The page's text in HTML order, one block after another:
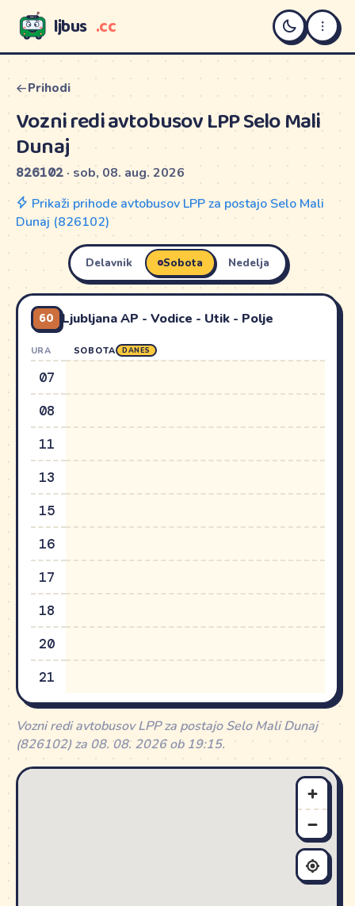
LJBUS ljbus .cc
Prihodi
Vozni redi avtobusov LPP Selo Mali
Dunaj
826102 · sob, 08. aug. 2026
Prikaži prihode avtobusov LPP za postajo Selo Mali
Dunaj (826102)
Delavnik Sobota Nedelja
60 Ljubljana AP - Vodice - Utik - Polje
URA SOBOTA DANES
07
08
11
13
15
16
17
18
20
21
Vozni redi avtobusov LPP za postajo Selo Mali Dunaj
(826102) za 08. 08. 2026 ob 19:15.